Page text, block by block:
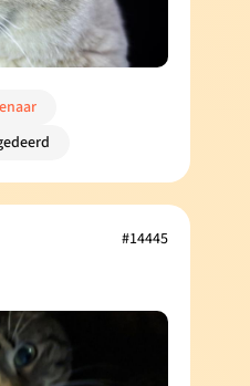
#14445